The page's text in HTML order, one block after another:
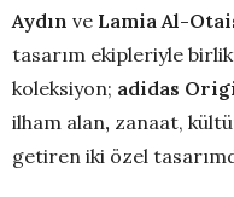
Aydın ve Lamia Al-
tasarım ekipleriyle
koleksiyon; adidas
ilham alan, zanaat,
getiren iki özel